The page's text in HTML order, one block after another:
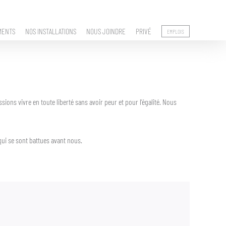
NOS INSTALLATIONS NOUS JOINDRE PRIVÉ EMPLOIS
vivre en toute liberté sans avoir peur et pour l’égalité. Nous
se sont battues avant nous.